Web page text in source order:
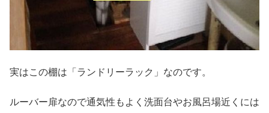
実はこの棚は「ランドリーラック」なのです。
ルーバー扉なので通気性もよく洗面台やお風呂場近くには